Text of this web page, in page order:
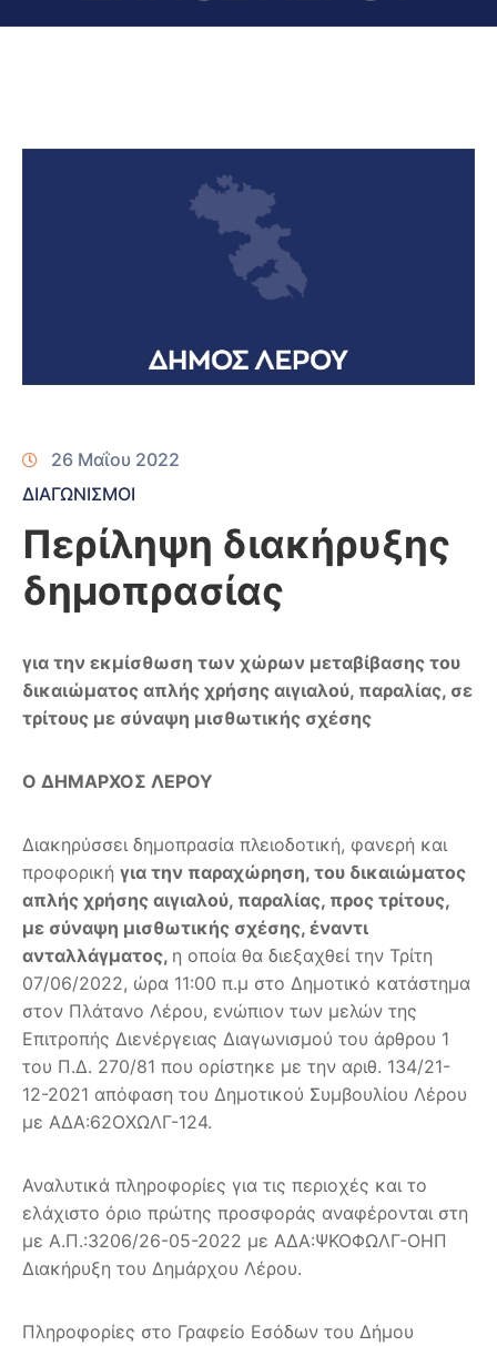
26 Μαΐου 2022
ΔΙΑΓΩΝΙΣΜΟΙ
Περίληψη διακήρυξης
δημοπρασίας
για την εκμίσθωση των χώρων μεταβίβασης του
δικαιώματος απλής χρήσης αιγιαλού, παραλίας, σε
τρίτους με σύναψη μισθωτικής σχέσης
Ο ΔΗΜΑΡΧΟΣ ΛΕΡΟΥ
Διακηρύσσει δημοπρασία πλειοδοτική, φανερή και
προφορική για την παραχώρηση, του δικαιώματος
απλής χρήσης αιγιαλού, παραλίας, προς τρίτους,
με σύναψη μισθωτικής σχέσης, έναντι
ανταλλάγματος, η οποία θα διεξαχθεί την Τρίτη
07/06/2022, ώρα 11:00 π.μ στο Δημοτικό κατάστημα
στον Πλάτανο Λέρου, ενώπιον των μελών της
Επιτροπής Διενέργειας Διαγωνισμού του άρθρου 1
του Π.Δ. 270/81 που ορίστηκε με την αριθ. 134/21-
12-2021 απόφαση του Δημοτικού Συμβουλίου Λέρου
με ΑΔΑ:62ΟΧΩΛΓ-124.
Αναλυτικά πληροφορίες για τις περιοχές και το
ελάχιστο όριο πρώτης προσφοράς αναφέρονται στη
με Α.Π.:3206/26-05-2022 με ΑΔΑ:ΨΚΟΦΩΛΓ-ΟΗΠ
Διακήρυξη του Δημάρχου Λέρου.
Πληροφορίες στο Γραφείο Εσόδων του Δήμου